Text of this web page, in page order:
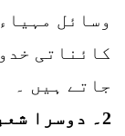
وسائل
کائناتی
جاتے ہیں ۔
2۔ دوسرا شعبہ :